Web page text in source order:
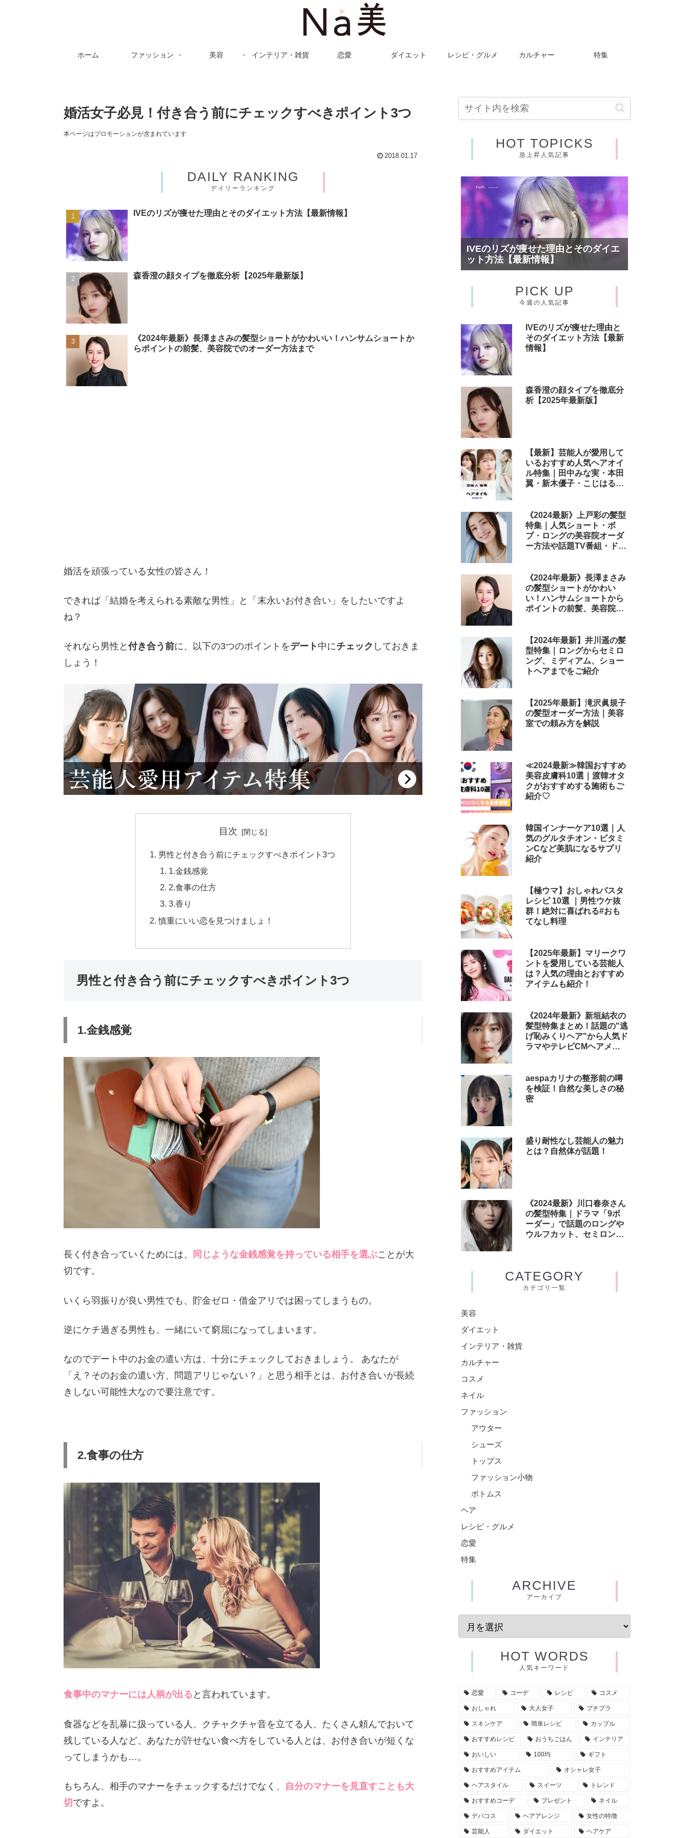
ホーム ファッション 美容 インテリア・雑貨 恋愛 ダイエット レシピ・グルメ カルチャー 特集
婚活女子必見！付き合う前にチェックすべきポイント3つ
本ページはプロモーションが含まれています
2018.01.17
DAILY RANKING
デイリーランキング
IVEのリズが痩せた理由とそのダイエット方法【最新情報】
森香澄の顔タイプを徹底分析【2025年最新版】
《2024年最新》長澤まさみの髪型ショートがかわいい！ハンサムショートか
らポイントの前髪、美容院でのオーダー方法まで
婚活を頑張っている女性の皆さん！
できれば「結婚を考えられる素敵な男性」と「末永いお付き合い」をしたいですよ
ね？
それなら男性と付き合う前に、以下の3つのポイントをデート 中にチェック しておきま
しょう！
目次
男性と付き合う前にチェックすべきポイント3つ
1.金銭感覚
2.食事の仕方
3.香り
慎重にいい恋を見つけましょ！
男性と付き合う前にチェックすべきポイント3つ
1.金銭感覚
長く付き合っていくためには、 同じような金銭感覚を持っている相手を選ぶことが大
切です。
いくら羽振りが良い男性でも、貯金ゼロ・借金アリでは困ってしまうもの。
逆にケチ過ぎる男性も、一緒にいて窮屈になってしまいます。
なのでデート中のお金の遣い方は、十分にチェックしておきましょう。 あなたが
「え？そのお金の遣い方、問題アリじゃない？」と思う相手とは、お付き合いが長続
きしない可能性大なので要注意です。
2.食事の仕方
食事中のマナーには人柄が出る と言われています。
食器などを乱暴に扱っている人、クチャクチャ音を立てる人、たくさん頼んでおいて
残している人など、あなたが許せない食べ方をしている人とは、お付き合いが短くな
ってしまうかも…。
もちろん、相手のマナーをチェックするだけでなく、 自分のマナーを見直すことも大
切 ですよ。
HOT TOPICKS
急上昇人気記事
IVEのリズが痩せた理由とそのダイエ
ット方法【最新情報】
PICK UP
今週の人気記事
IVEのリズが痩せた理由と
そのダイエット方法【最新
情報】
森香澄の顔タイプを徹底分
析【2025年最新版】
【最新】芸能人が愛用して
いるおすすめ人気ヘアオイ
ル特集｜田中みな実・本田
翼・新木優子・こじはる・
テムまとめ
《2024最新》上戸彩の髪型
特集｜人気ショート・ボ
ブ・ロングの美容院オーダ
ー方法や話題TV番組・ドラ
《2024年最新》長澤まさみ
の髪型ショートがかわい
い！ハンサムショートから
ポイントの前髪、美容院で
【2024年最新】井川遥の髪
型特集｜ロングからセミロ
ング、ミディアム、ショー
トヘアまでをご紹介
【2025年最新】滝沢眞規子
の髪型オーダー方法｜美容
室での頼み方を解説
≪2024最新≫韓国おすすめ
美容皮膚科10選｜渡韓オタ
クがおすすめする施術もご
紹介♡
韓国インナーケア10選｜人
気のグルタチオン・ビタミ
ンCなど美肌になるサプリ
紹介
【極ウマ】おしゃれパスタ
レシピ 10選 ｜男性ウケ抜
群！絶対に喜ばれる#おも
てなし料理
【2025年最新】マリークワ
ントを愛用している芸能人
は？人気の理由とおすすめ
アイテムも紹介！
《2024年最新》新垣結衣の
髪型特集まとめ！話題の"逃
げ恥みくりヘア"から人気ド
ラマやテレビCMヘアメイ
aespaカリナの整形前の噂
を検証！自然な美しさの秘
密
盛り耐性なし芸能人の魅力
とは？自然体が話題！
《2024最新》川口春奈さん
の髪型特集｜ドラマ「9ボ
ーダー」で話題のロングや
ウルフカット、セミロング
CATEGORY
カテゴリ一覧
美容
ダイエット
インテリア・雑貨
カルチャー
コスメ
ネイル
ファッション
アウター
シューズ
トップス
ファッション小物
ボトムス
ヘア
レシピ・グルメ
恋愛
特集
ARCHIVE
アーカイブ
HOT WORDS
人気キーワード
恋愛 コーデ レシピ コスメ
おしゃれ 大人女子 プチプラ
スキンケア 簡単レシピ カップル
おすすめレシピ おうちごはん インテリア
おいしい 100均 ギフト
おすすめアイテム オシャレ女子
ヘアスタイル スイーツ トレンド
おすすめコーデ プレゼント ネイル
デパコス ヘアアレンジ 女性の特徴
芸能人 ダイエット ヘアケア